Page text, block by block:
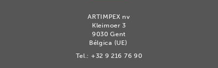
ARTIMPEX nv
Kleimoer 3
9030 Gent
Bélgica (UE)
Tel.: +32 9 216 76 90